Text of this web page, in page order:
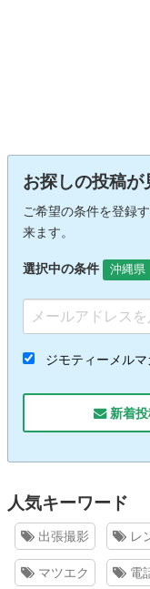
お探しの投稿
ご希望の条件を登録
来ます。
選択中の条件 沖縄県
ジモティーメル
新着投
人気キーワード
出張撮影 レ
マツエク 電